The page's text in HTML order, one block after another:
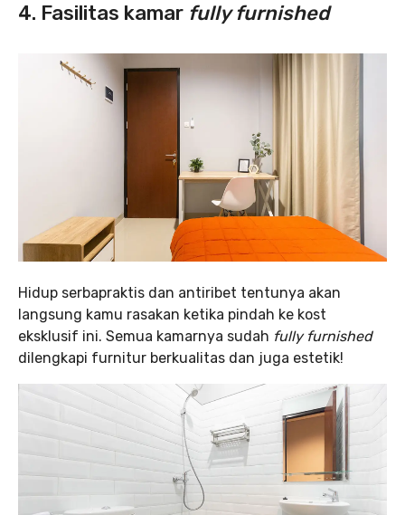
4. Fasilitas kamar fully furnished
Hidup serbapraktis dan antiribet tentunya akan
langsung kamu rasakan ketika pindah ke kost
eksklusif ini. Semua kamarnya sudah fully furnished
dilengkapi furnitur berkualitas dan juga estetik!